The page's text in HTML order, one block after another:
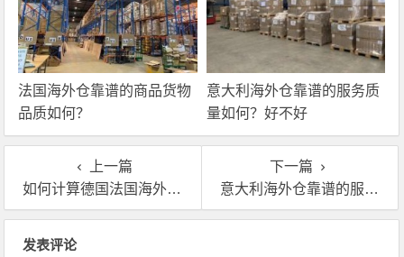
法国海外仓靠谱的商品货物
品质如何？
意大利海外仓靠谱的服务质
量如何？好不好
上一篇
如何计算德国法国海外仓费用？
下一篇
意大利海外仓靠谱的服务质量如何？好不好
发表评论